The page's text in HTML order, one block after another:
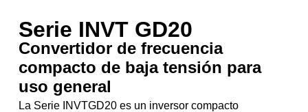
Serie INVT GD20
Convertidor de frecuencia
compacto de baja tensión para
uso general
La Serie INVTGD20 es un inversor compacto